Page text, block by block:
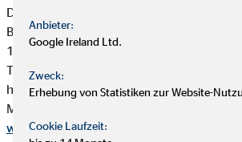
Deutsche Industrie- und Handelskammer
Breite Straße 29
10178 Berlin
Tel. 0180 / 6005850 (20 Cent/Anruf aus
höchstens 60 Cent/Anruf aus
Mail
www.dihk.de,www.vermittlerregister.info
Anbieter:
Google Ireland Ltd.
Zweck:
Erhebung von Statistiken zur Website-
Cookie Laufzeit: